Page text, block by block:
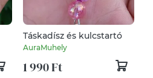
Táskadísz és kulcstartó
AuraMuhely
1 990 Ft